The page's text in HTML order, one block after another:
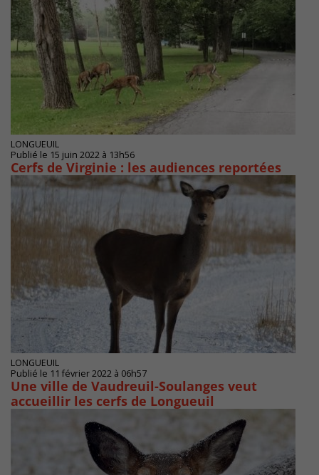
LONGUEUIL
Publié le 15 juin 2022 à 13h56
Cerfs de Virginie : les audiences reportées
LONGUEUIL
Publié le 11 février 2022 à 06h57
Une ville de Vaudreuil-Soulanges veut
accueillir les cerfs de Longueuil